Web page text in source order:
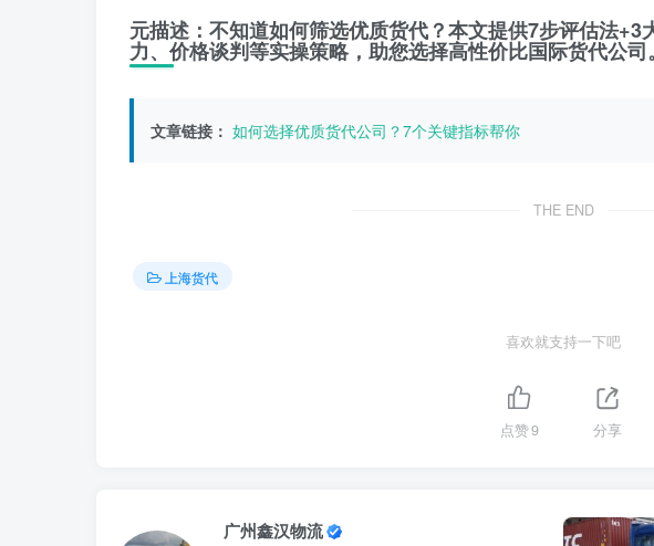
元描述：不知道如何筛选优质货代？本文提供7步评估法
力、价格谈判等实操策略，助您选择高性价比国际货代公司。
文章链接： 如何选择优质货代公司？7个关键指标帮你
THE END
上海货代
喜欢就支持一下吧
点赞9 分享
广州鑫汉物流